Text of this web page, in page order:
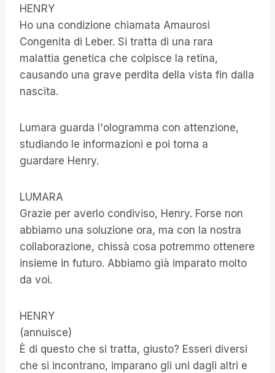
HENRY
Ho una condizione chiamata Amaurosi
Congenita di Leber. Si tratta di una rara
malattia genetica che colpisce la retina,
causando una grave perdita della vista fin dalla
nascita.
Lumara guarda l'ologramma con attenzione,
studiando le informazioni e poi torna a
guardare Henry.
LUMARA
Grazie per averlo condiviso, Henry. Forse non
abbiamo una soluzione ora, ma con la nostra
collaborazione, chissà cosa potremmo ottenere
insieme in futuro. Abbiamo già imparato molto
da voi.
HENRY
(annuisce)
È di questo che si tratta, giusto? Esseri diversi
che si incontrano, imparano gli uni dagli altri e